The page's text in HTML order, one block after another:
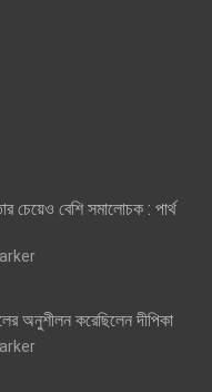
চেয়েও বেশি সমালোচক : পার্থ
অনুশীলন করেছিলেন দীপিকা